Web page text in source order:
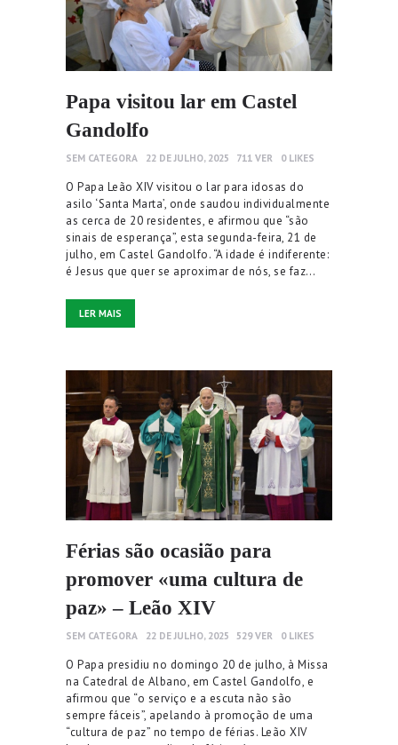
Papa visitou lar em Castel
Gandolfo
SEM CATEGORA 22 DE JULHO, 2025 711 VER 0 LIKES
O Papa Leão XIV visitou o lar para idosas do
asilo ‘Santa Marta’, onde saudou individualmente
as cerca de 20 residentes, e afirmou que “são
sinais de esperança”, esta segunda-feira, 21 de
julho, em Castel Gandolfo. “A idade é indiferente:
é Jesus que quer se aproximar de nós, se faz…
LER MAIS
Férias são ocasião para
promover «uma cultura de
paz» – Leão XIV
SEM CATEGORA 22 DE JULHO, 2025 529VER 0 LIKES
O Papa presidiu no domingo 20 de julho, à Missa
na Catedral de Albano, em Castel Gandolfo, e
afirmou que “o serviço e a escuta não são
sempre fáceis”, apelando à promoção de uma
“cultura de paz” no tempo de férias. Leão XIV